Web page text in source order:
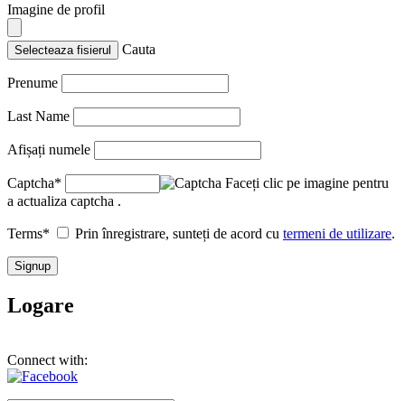
Imagine de profil
Selecteaza fisierul Cauta
Prenume
Last Name
Afișați numele
Captcha*
Faceți clic pe imagine pentru
a actualiza captcha .
Terms* Prin înregistrare, sunteți de acord cu termeni de utilizare.
Logare
Connect with: